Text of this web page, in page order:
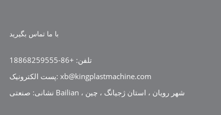
با ما تماس بگیرید
تلفن: +86-18868259555
پست الکترونیک: xb@kingplastmachine.com
نشانی: صنعتی Bailian ، شهر رویان ، استان ژجیانگ ، چین